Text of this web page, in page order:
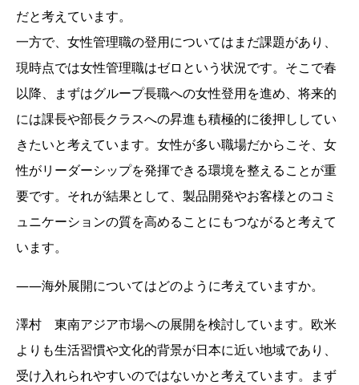
だと考えています。
一方で、女性管理職の登用についてはまだ課題があり、
現時点では女性管理職はゼロという状況です。そこで春
以降、まずはグループ長職への女性登用を進め、将来的
には課長や部長クラスへの昇進も積極的に後押ししてい
きたいと考えています。女性が多い職場だからこそ、女
性がリーダーシップを発揮できる環境を整えることが重
要です。それが結果として、製品開発やお客様とのコミ
ュニケーションの質を高めることにもつながると考えて
います。
――海外展開についてはどのように考えていますか。
澤村 東南アジア市場への展開を検討しています。欧米
よりも生活習慣や文化的背景が日本に近い地域であり、
受け入れられやすいのではないかと考えています。まず